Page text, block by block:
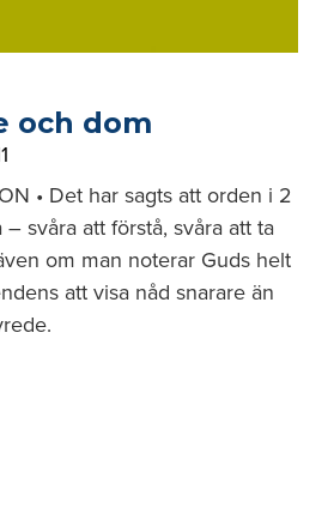
och dom
• Det har sagts att orden i 2
svåra att förstå, svåra att ta
om man noterar Guds helt
att visa nåd snarare än